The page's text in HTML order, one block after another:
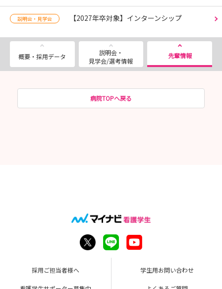
説明会・見学会 【2027年卒対象】インターンシップ
概要・採用データ
説明会・
見学会/選考情報
先輩情報
病院TOPへ戻る
採用ご担当者様へ 学生用お問い合わせ